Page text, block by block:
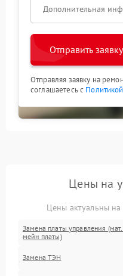
Отправить заявку
Отправляя заявку на
соглашаетесь с
Цены на
Цены актуальны
Замена платы управления
мейн платы)
Замена ТЭН